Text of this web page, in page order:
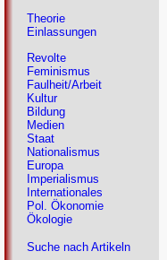
Theorie
Einlassungen
Revolte
Feminismus
Faulheit/Arbeit
Kultur
Bildung
Medien
Staat
Nationalismus
Europa
Imperialismus
Internationales
Pol. Ökonomie
Ökologie
Suche nach Artikeln